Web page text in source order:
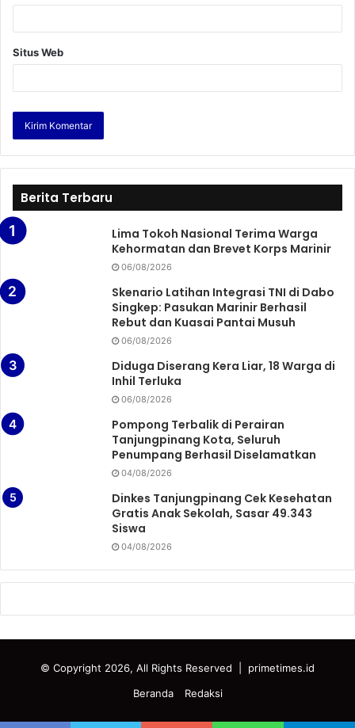
Situs Web
Berita Terbaru
Lima Tokoh Nasional Terima Warga
Kehormatan dan Brevet Korps Marinir
06/08/2026
Skenario Latihan Integrasi TNI di Dabo
Singkep: Pasukan Marinir Berhasil
Rebut dan Kuasai Pantai Musuh
06/08/2026
Diduga Diserang Kera Liar, 18 Warga di
Inhil Terluka
06/08/2026
Pompong Terbalik di Perairan
Tanjungpinang Kota, Seluruh
Penumpang Berhasil Diselamatkan
04/08/2026
Dinkes Tanjungpinang Cek Kesehatan
Gratis Anak Sekolah, Sasar 49.343
Siswa
04/08/2026
© Copyright 2026, All Rights Reserved
primetimes.id
Beranda
Redaksi